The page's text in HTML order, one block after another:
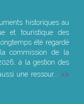
historiques au
et touristique des
été regardé
commission de la
à la gestion des
une ressour...